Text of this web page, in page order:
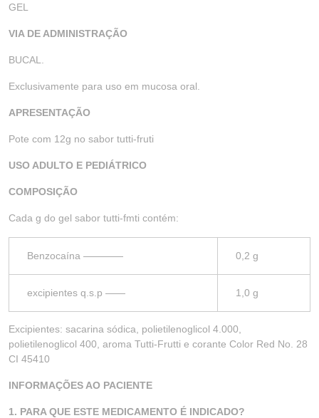
GEL
VIA DE ADMINISTRAÇÃO
BUCAL.
Exclusivamente para uso em mucosa oral.
APRESENTAÇÃO
Pote com 12g no sabor tutti-fruti
USO ADULTO E PEDIÁTRICO
COMPOSIÇÃO
Cada g do gel sabor tutti-fmti contém:
Benzocaína ———— 0,2 g
excipientes q.s.p —— 1,0 g
Excipientes: sacarina sódica, polietilenoglicol 4.000,
polietilenoglicol 400, aroma Tutti-Frutti e corante Color Red No. 28
CI 45410
INFORMAÇÕES AO PACIENTE
1. PARA QUE ESTE MEDICAMENTO É INDICADO?